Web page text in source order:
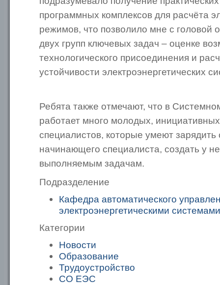
программных комплексов для расчёта
режимов, что позволило мне с головой
двух групп ключевых задач – оценке
технологического присоединения и
устойчивости электроэнергетических
Ребята также отмечают, что в
работает много молодых,
специалистов, которые умеют зарядить
начинающего специалиста, создать у
выполняемым задачам.
Подразделение
Кафедра автоматического
электроэнергетическими системами
Категории
Новости
Образование
Трудоустройство
СО ЕЭС